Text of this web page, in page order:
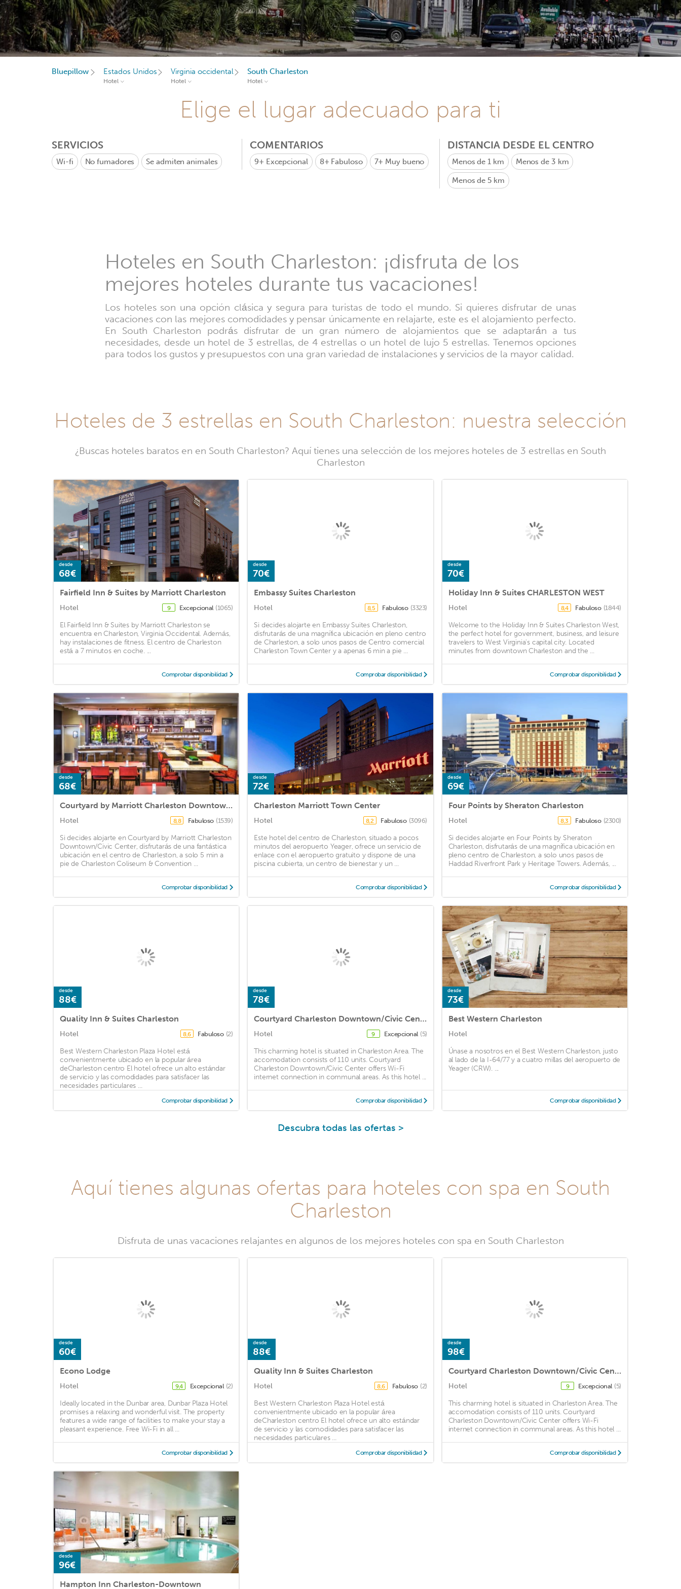
Bluepillow Estados Unidos
Hotel
Virginia occidental
Hotel
South Charleston
Hotel
Elige el lugar adecuado para ti
SERVICIOS
Wi-fi No fumadores Se admiten animales
COMENTARIOS
9+ Excepcional 8+ Fabuloso 7+ Muy bueno
DISTANCIA DESDE EL CENTRO
Menos de 1 km Menos de 3 km
Menos de 5 km
Hoteles en South Charleston: ¡disfruta de los
mejores hoteles durante tus vacaciones!
Los hoteles son una opción clásica y segura para turistas de todo el mundo. Si quieres disfrutar de unas
vacaciones con las mejores comodidades y pensar únicamente en relajarte, este es el alojamiento perfecto.
En South Charleston podrás disfrutar de un gran número de alojamientos que se adaptarán a tus
necesidades, desde un hotel de 3 estrellas, de 4 estrellas o un hotel de lujo 5 estrellas. Tenemos opciones
para todos los gustos y presupuestos con una gran variedad de instalaciones y servicios de la mayor calidad.
Hoteles de 3 estrellas en South Charleston: nuestra selección
¿Buscas hoteles baratos en en South Charleston? Aquí tienes una selección de los mejores hoteles de 3 estrellas en South
Charleston
desde
68€
Fairfield Inn & Suites by Marriott Charleston
Hotel 9 Excepcional (1065)
El Fairfield Inn & Suites by Marriott Charleston se
encuentra en Charleston, Virginia Occidental. Además,
hay instalaciones de fitness. El centro de Charleston
está a 7 minutos en coche. ...
Comprobar disponibilidad
desde
70€
Embassy Suites Charleston
Hotel 8,5 Fabuloso (3323)
Si decides alojarte en Embassy Suites Charleston,
disfrutarás de una magnífica ubicación en pleno centro
de Charleston, a solo unos pasos de Centro comercial
Charleston Town Center y a apenas 6 min a pie ...
Comprobar disponibilidad
desde
70€
Holiday Inn & Suites CHARLESTON WEST
Hotel 8,4 Fabuloso (1844)
Welcome to the Holiday Inn & Suites Charleston West,
the perfect hotel for government, business, and leisure
travelers to West Virginia's capital city. Located
minutes from downtown Charleston and the ...
Comprobar disponibilidad
desde
68€
Courtyard by Marriott Charleston Downtown/Civic Center
Hotel 8,8 Fabuloso (1539)
Si decides alojarte en Courtyard by Marriott Charleston
Downtown/Civic Center, disfrutarás de una fantástica
ubicación en el centro de Charleston, a solo 5 min a
pie de Charleston Coliseum & Convention ...
Comprobar disponibilidad
desde
72€
Charleston Marriott Town Center
Hotel 8,2 Fabuloso (3096)
Este hotel del centro de Charleston, situado a pocos
minutos del aeropuerto Yeager, ofrece un servicio de
enlace con el aeropuerto gratuito y dispone de una
piscina cubierta, un centro de bienestar y un ...
Comprobar disponibilidad
desde
69€
Four Points by Sheraton Charleston
Hotel 8,3 Fabuloso (2300)
Si decides alojarte en Four Points by Sheraton
Charleston, disfrutarás de una magnífica ubicación en
pleno centro de Charleston, a solo unos pasos de
Haddad Riverfront Park y Heritage Towers. Además, ...
Comprobar disponibilidad
desde
88€
Quality Inn & Suites Charleston
Hotel 8,6 Fabuloso (2)
Best Western Charleston Plaza Hotel está
convenientmente ubicado en la popular área
deCharleston centro El hotel ofrece un alto estándar
de servicio y las comodidades para satisfacer las
necesidades particulares ...
Comprobar disponibilidad
desde
78€
Courtyard Charleston Downtown/Civic Center
Hotel 9 Excepcional (5)
This charming hotel is situated in Charleston Area. The
accomodation consists of 110 units. Courtyard
Charleston Downtown/Civic Center offers Wi-Fi
internet connection in communal areas. As this hotel ...
Comprobar disponibilidad
desde
73€
Best Western Charleston
Hotel
Únase a nosotros en el Best Western Charleston, justo
al lado de la I-64/77 y a cuatro millas del aeropuerto de
Yeager (CRW). ...
Comprobar disponibilidad
Descubra todas las ofertas >
Aquí tienes algunas ofertas para hoteles con spa en South
Charleston
Disfruta de unas vacaciones relajantes en algunos de los mejores hoteles con spa en South Charleston
desde
60€
Econo Lodge
Hotel 9,4 Excepcional (2)
Ideally located in the Dunbar area, Dunbar Plaza Hotel
promises a relaxing and wonderful visit. The property
features a wide range of facilities to make your stay a
pleasant experience. Free Wi-Fi in all ...
Comprobar disponibilidad
desde
88€
Quality Inn & Suites Charleston
Hotel 8,6 Fabuloso (2)
Best Western Charleston Plaza Hotel está
convenientmente ubicado en la popular área
deCharleston centro El hotel ofrece un alto estándar
de servicio y las comodidades para satisfacer las
necesidades particulares ...
Comprobar disponibilidad
desde
98€
Courtyard Charleston Downtown/Civic Center
Hotel 9 Excepcional (5)
This charming hotel is situated in Charleston Area. The
accomodation consists of 110 units. Courtyard
Charleston Downtown/Civic Center offers Wi-Fi
internet connection in communal areas. As this hotel ...
Comprobar disponibilidad
desde
96€
Hampton Inn Charleston-Downtown